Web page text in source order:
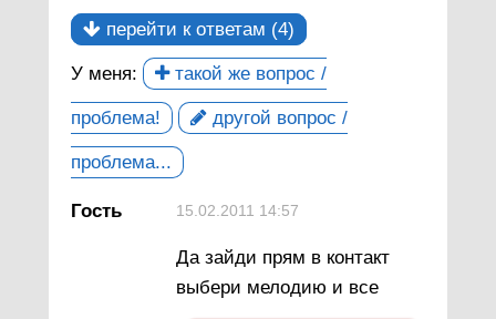
перейти к ответам (4)
У меня: такой же вопрос /
проблема! другой вопрос /
проблема...
Гость 15.02.2011 14:57
Да зайди прям в контакт
выбери мелодию и все